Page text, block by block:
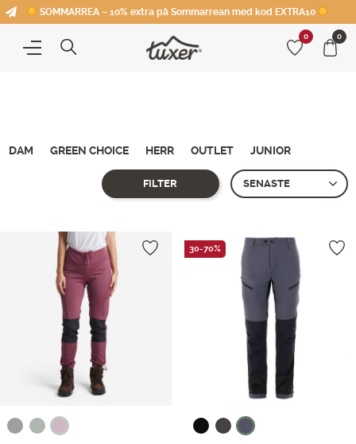
SOMMARREA – 10% extra på Sommarrean med kod EXTRA10
0 0
12 of 14 produkter
FILTER
DAM GREEN CHOICE HERR OUTLET JUNIOR
30-70%